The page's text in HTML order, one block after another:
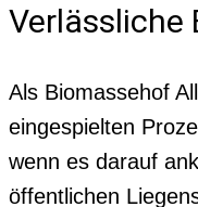
Verlässliche
Als Biomassehof
eingespielten
wenn es darauf
öffentlichen